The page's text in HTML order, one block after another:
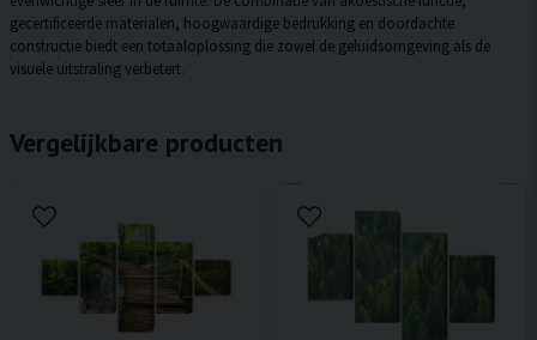
gecertificeerde materialen, hoogwaardige bedrukking en doordachte
constructie biedt een totaaloplossing die zowel de geluidsomgeving als de
visuele uitstraling verbetert.
Vergelijkbare producten